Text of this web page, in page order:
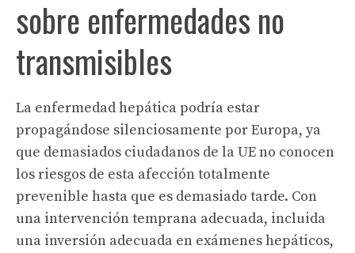
sobre enfermedades no
transmisibles
La enfermedad hepática podría estar
propagándose silenciosamente por Europa, ya
que demasiados ciudadanos de la UE no conocen
los riesgos de esta afección totalmente
prevenible hasta que es demasiado tarde. Con
una intervención temprana adecuada, incluida
una inversión adecuada en exámenes hepáticos,